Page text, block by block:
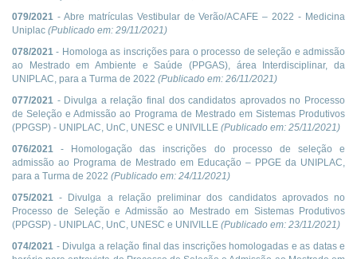
079/2021 - Abre matrículas Vestibular de Verão/ACAFE – 2022 - Medicina
Uniplac (Publicado em: 29/11/2021)
078/2021 - Homologa as inscrições para o processo de seleção e admissão
ao Mestrado em Ambiente e Saúde (PPGAS), área Interdisciplinar, da
UNIPLAC, para a Turma de 2022 (Publicado em: 26/11/2021)
077/2021 - Divulga a relação final dos candidatos aprovados no Processo
de Seleção e Admissão ao Programa de Mestrado em Sistemas Produtivos
(PPGSP) - UNIPLAC, UnC, UNESC e UNIVILLE (Publicado em: 25/11/2021)
076/2021 - Homologação das inscrições do processo de seleção e
admissão ao Programa de Mestrado em Educação – PPGE da UNIPLAC,
para a Turma de 2022 (Publicado em: 24/11/2021)
075/2021 - Divulga a relação preliminar dos candidatos aprovados no
Processo de Seleção e Admissão ao Mestrado em Sistemas Produtivos
(PPGSP) - UNIPLAC, UnC, UNESC e UNIVILLE (Publicado em: 23/11/2021)
074/2021 - Divulga a relação final das inscrições homologadas e as datas e